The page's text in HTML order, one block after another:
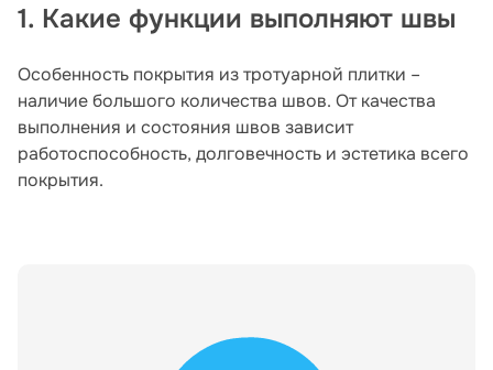
1. Какие функции выполняют швы
Особенность покрытия из тротуарной плитки –
наличие большого количества швов. От качества
выполнения и состояния швов зависит
работоспособность, долговечность и эстетика всего
покрытия.